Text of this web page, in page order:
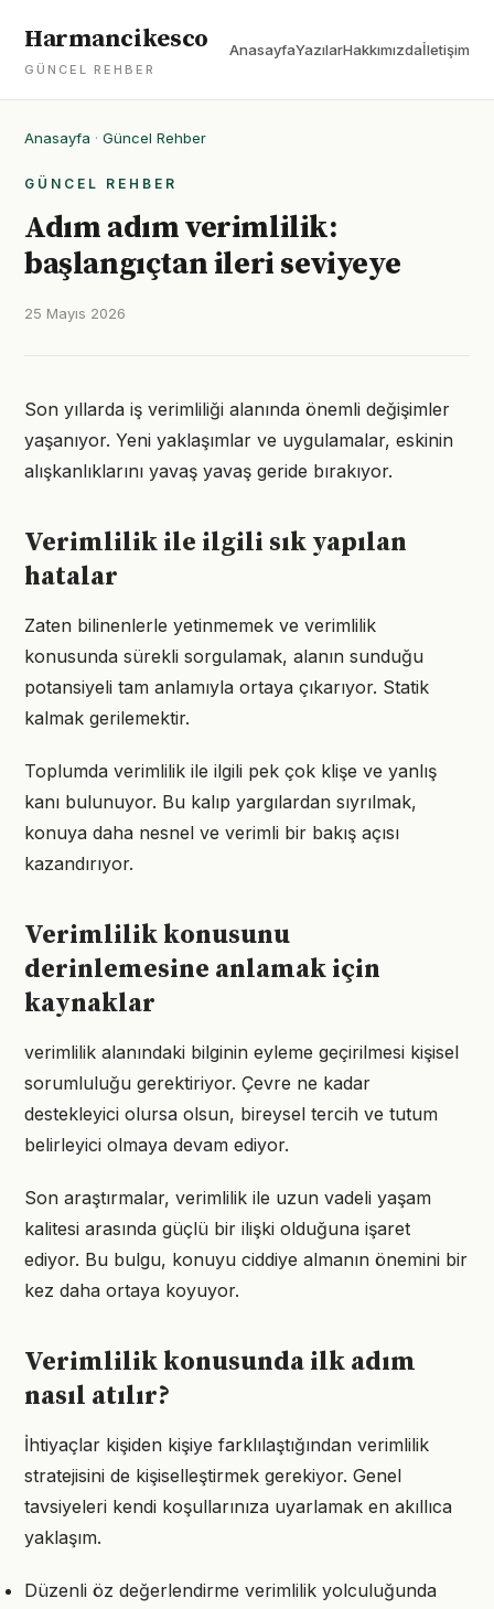
Harmancikesco
GÜNCEL REHBER
AnasayfaYazılarHakkımızdaİletişim
Anasayfa · Güncel Rehber
GÜNCEL REHBER
Adım adım verimlilik:
başlangıçtan ileri seviyeye
25 Mayıs 2026
Son yıllarda iş verimliliği alanında önemli değişimler
yaşanıyor. Yeni yaklaşımlar ve uygulamalar, eskinin
alışkanlıklarını yavaş yavaş geride bırakıyor.
Verimlilik ile ilgili sık yapılan
hatalar
Zaten bilinenlerle yetinmemek ve verimlilik
konusunda sürekli sorgulamak, alanın sunduğu
potansiyeli tam anlamıyla ortaya çıkarıyor. Statik
kalmak gerilemektir.
Toplumda verimlilik ile ilgili pek çok klişe ve yanlış
kanı bulunuyor. Bu kalıp yargılardan sıyrılmak,
konuya daha nesnel ve verimli bir bakış açısı
kazandırıyor.
Verimlilik konusunu
derinlemesine anlamak için
kaynaklar
verimlilik alanındaki bilginin eyleme geçirilmesi kişisel
sorumluluğu gerektiriyor. Çevre ne kadar
destekleyici olursa olsun, bireysel tercih ve tutum
belirleyici olmaya devam ediyor.
Son araştırmalar, verimlilik ile uzun vadeli yaşam
kalitesi arasında güçlü bir ilişki olduğuna işaret
ediyor. Bu bulgu, konuyu ciddiye almanın önemini bir
kez daha ortaya koyuyor.
Verimlilik konusunda ilk adım
nasıl atılır?
İhtiyaçlar kişiden kişiye farklılaştığından verimlilik
stratejisini de kişiselleştirmek gerekiyor. Genel
tavsiyeleri kendi koşullarınıza uyarlamak en akıllıca
yaklaşım.
Düzenli öz değerlendirme verimlilik yolculuğunda